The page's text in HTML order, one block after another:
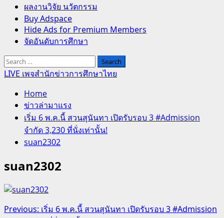
ผลงานวิจัย นวัตกรรม
Buy Adspace
Hide Ads for Premium Members
จัดอันดับการศึกษา
Search
for:
LIVE เพจสำนักข่าวการศึกษาไทย
Home
ข่าวล่ามาแรง
เริ่ม 6 พ.ค.นี้ สวนสุนันทา เปิดรับรอบ 3 #Admission
จำกัด 3,230 ที่นั่งเท่านั้น!
suan2302
suan2302
Post
Previous: เริ่ม 6 พ.ค.นี้ สวนสุนันทา เปิดรับรอบ 3 #Admission